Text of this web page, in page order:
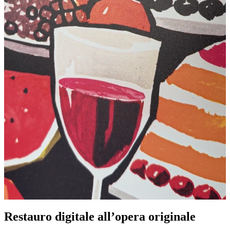
Pause
Restauro digitale all’opera originale